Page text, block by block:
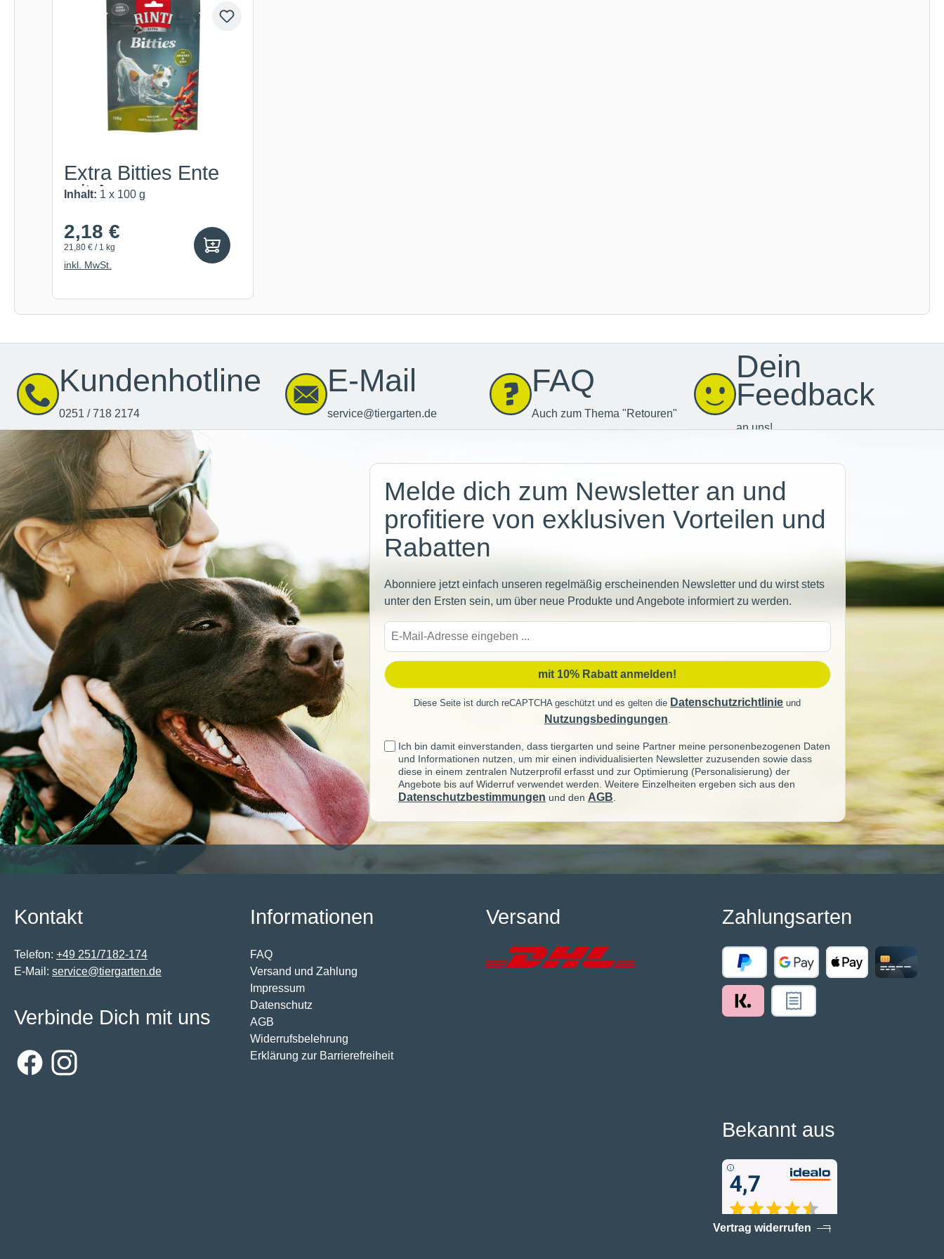
Extra Bitties Ente
mit Anan...
Inhalt: 1 x 100 g
2,18 €
21,80 € / 1 kg
inkl. MwSt.
Kundenhotline
0251 / 718 2174
E-Mail
service@tiergarten.de
FAQ
Auch zum Thema "Retouren"
Dein
Feedback
an uns!
Melde dich zum Newsletter an und
profitiere von exklusiven Vorteilen und
Rabatten
Abonniere jetzt einfach unseren regelmäßig erscheinenden Newsletter und du wirst stets
unter den Ersten sein, um über neue Produkte und Angebote informiert zu werden.
Adresse
mit 10% Rabatt anmelden!
Diese Seite ist durch reCAPTCHA geschützt und es gelten die Datenschutzrichtlinie und
Nutzungsbedingungen.
Ich bin damit einverstanden, dass tiergarten und seine Partner meine personenbezogenen Daten
und Informationen nutzen, um mir einen individualisierten Newsletter zuzusenden sowie dass
diese in einem zentralen Nutzerprofil erfasst und zur Optimierung (Personalisierung) der
Angebote bis auf Widerruf verwendet werden. Weitere Einzelheiten ergeben sich aus den
Datenschutzbestimmungen und den AGB.
Kontakt
Telefon: +49 251/7182-174
E-Mail: service@tiergarten.de
Informationen
FAQ
Versand und Zahlung
Impressum
Datenschutz
AGB
Widerrufsbelehrung
Erklärung zur Barrierefreiheit
Versand Zahlungsarten
Verbinde Dich mit uns
FacebookInstagram
Bekannt aus
Vertrag widerrufen